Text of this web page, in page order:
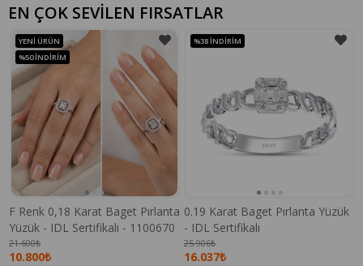
EN ÇOK SEVİLEN FIRSATLAR
F Renk 0,18 Karat Baget Pırlanta
Yüzük - IDL Sertifikalı - 1100670
10.800₺
21.600₺
YENI ÜRÜN
%50 İNDIRIM
0.19 Karat Baget Pırlanta Yüzük
- IDL Sertifikalı
16.037₺
25.906₺
%38 İNDIRIM